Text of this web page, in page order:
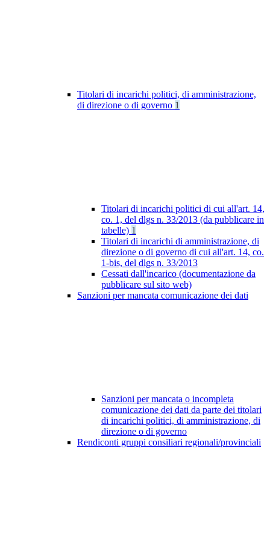
Titolari di incarichi politici, di amministrazione,
di direzione o di governo 1
Titolari di incarichi politici di cui all'art. 14,
co. 1, del dlgs n. 33/2013 (da pubblicare in
tabelle) 1
Titolari di incarichi di amministrazione, di
direzione o di governo di cui all'art. 14, co.
1-bis, del dlgs n. 33/2013
Cessati dall'incarico (documentazione da
pubblicare sul sito web)
Sanzioni per mancata comunicazione dei dati
Sanzioni per mancata o incompleta
comunicazione dei dati da parte dei titolari
di incarichi politici, di amministrazione, di
direzione o di governo
Rendiconti gruppi consiliari regionali/provinciali